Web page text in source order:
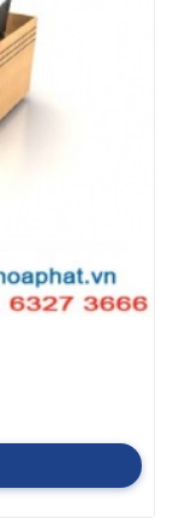
18 Nguyễn Bồ,
công lắp đặt
đáng tin cậy để
không qua
có sự trà trộn
khách hàng sẽ
sản phẩm
Nội Thất Hòa
lắp đặt trực tiếp
vài bước đơn
nội thất công
và địa chỉ giao